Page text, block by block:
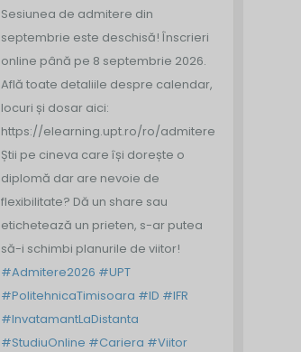
Sesiunea de admitere din
septembrie este deschisă! Înscrieri
online până pe 8 septembrie 2026.
Află toate detaliile despre calendar,
locuri și dosar aici:
https://elearning.upt.ro/ro/admitere/
Știi pe cineva care își dorește o
diplomă dar are nevoie de
flexibilitate? Dă un share sau
etichetează un prieten, s-ar putea
să-i schimbi planurile de viitor!
#Admitere2026 #UPT
#PolitehnicaTimisoara #ID #IFR
#InvatamantLaDistanta
#StudiuOnline #Cariera #Viitor